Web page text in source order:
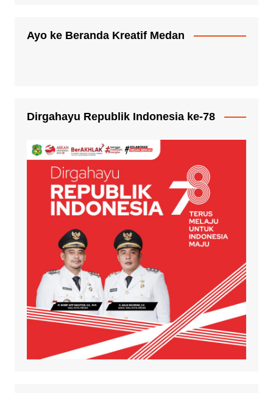
Ayo ke Beranda Kreatif Medan
Dirgahayu Republik Indonesia ke-78